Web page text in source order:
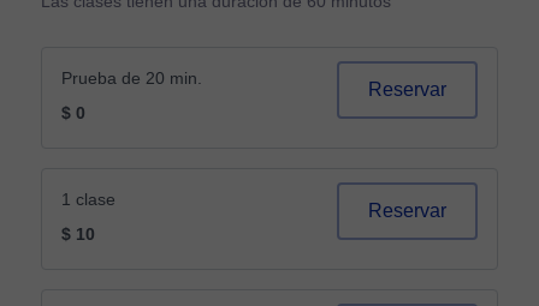
Prueba de 20 min.
$ 0
Reservar
1 clase
$ 10
Reservar